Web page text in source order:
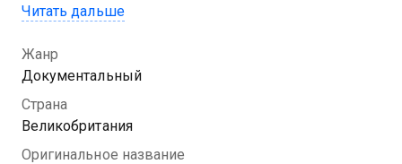
очевидцы заново проживают страшные события
Посмотреть онлайн 1 сезон сериала Последние
голоса Первой мировой войны вы можете
совершенно бесплатно в хорошем HD качестве на
Казахтелеком
Читать дальше
Жанр
Документальный
Страна
Великобритания
Оригинальное название